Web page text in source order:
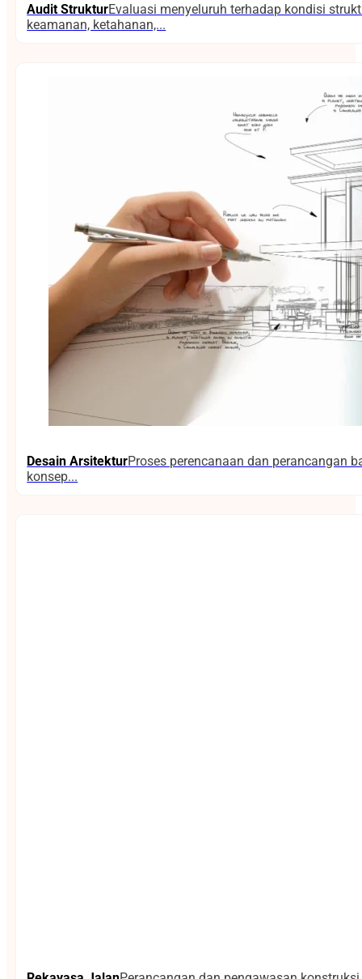
Audit StrukturEvaluasi menyeluruh terhadap kondisi
keamanan, ketahanan,...
Desain ArsitekturProses perencanaan dan perancangan
konsep...